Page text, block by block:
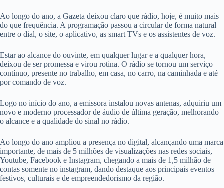
Ao longo do ano, a Gazeta deixou claro que rádio, hoje, é muito mais
do que frequência. A programação passou a circular de forma natural
entre o dial, o site, o aplicativo, as smart TVs e os assistentes de voz.
Estar ao alcance do ouvinte, em qualquer lugar e a qualquer hora,
deixou de ser promessa e virou rotina. O rádio se tornou um serviço
contínuo, presente no trabalho, em casa, no carro, na caminhada e até
por comando de voz.
Logo no início do ano, a emissora instalou novas antenas, adquiriu um
novo e moderno processador de áudio de última geração, melhorando
o alcance e a qualidade do sinal no rádio.
Ao longo do ano ampliou a presença no digital, alcançando uma marca
importante, de mais de 5 milhões de visualizações nas redes sociais,
Youtube, Facebook e Instagram, chegando a mais de 1,5 milhão de
contas somente no instagram, dando destaque aos principais eventos
festivos, culturais e de empreendedorismo da região.